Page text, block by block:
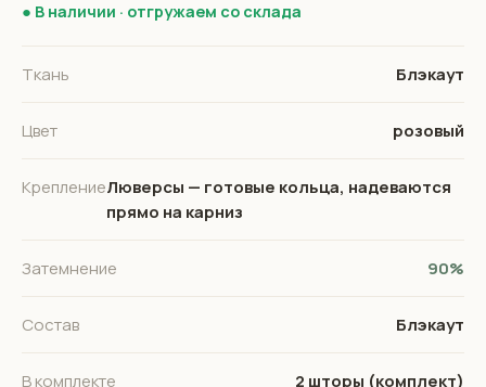
● В наличии · отгружаем со склада
Ткань Блэкаут
Цвет розовый
КреплениеЛюверсы — готовые кольца, надеваются
прямо на карниз
Затемнение 90%
Состав Блэкаут
В комплекте 2 шторы (комплект)